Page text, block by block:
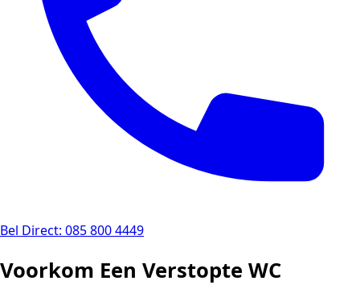
Bel Direct: 085 800 4449
Voorkom Een Verstopte WC